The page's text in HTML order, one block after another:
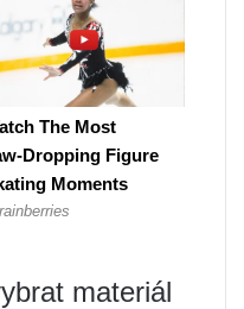
materiál